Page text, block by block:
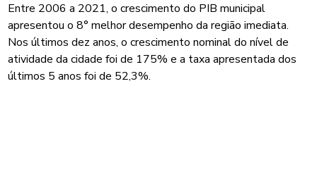
Entre 2006 a 2021, o crescimento do PIB municipal
apresentou o 8° melhor desempenho da região imediata.
Nos últimos dez anos, o crescimento nominal do nível de
atividade da cidade foi de 175% e a taxa apresentada dos
últimos 5 anos foi de 52,3%.